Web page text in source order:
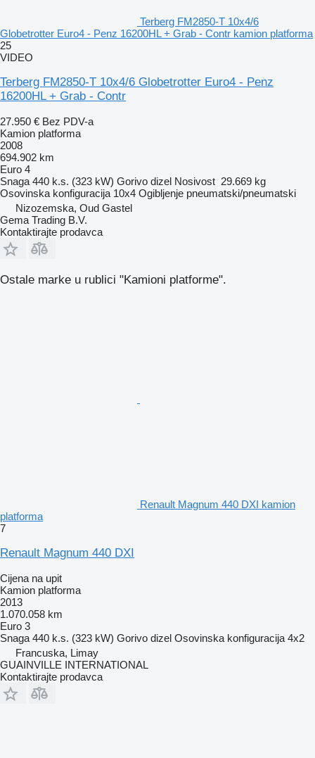
Terberg FM2850-T 10x4/6
Globetrotter Euro4 - Penz 16200HL + Grab - Contr kamion platforma
25
VIDEO
Terberg FM2850-T 10x4/6 Globetrotter Euro4 - Penz
16200HL + Grab - Contr
27.950 € Bez PDV-a
Kamion platforma
2008
694.902 km
Euro 4
Snaga 440 k.s. (323 kW) Gorivo dizel Nosivost 29.669 kg
Osovinska konfiguracija 10x4 Ogibljenje pneumatski/pneumatski
Nizozemska, Oud Gastel
Gema Trading B.V.
Kontaktirajte prodavca
Ostale marke u rublici "Kamioni platforme".
Renault Magnum 440 DXI kamion
platforma
7
Renault Magnum 440 DXI
Cijena na upit
Kamion platforma
2013
1.070.058 km
Euro 3
Snaga 440 k.s. (323 kW) Gorivo dizel Osovinska konfiguracija 4x2
Francuska, Limay
GUAINVILLE INTERNATIONAL
Kontaktirajte prodavca